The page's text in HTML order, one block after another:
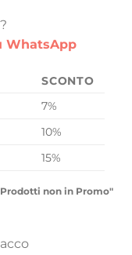
?
WhatsApp
SCONTO
7%
10%
15%
non in Promo"